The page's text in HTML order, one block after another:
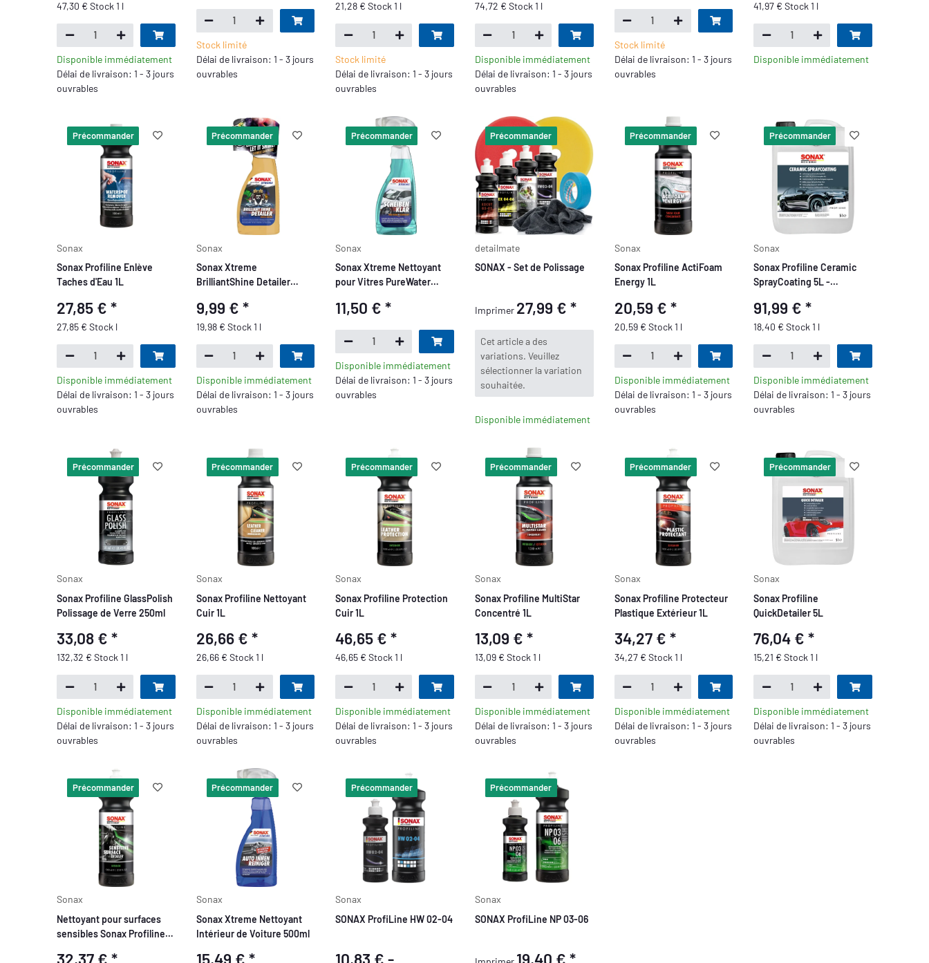
47,30 € Stock 1 l
Disponible immédiatement
Délai de livraison: 1 - 3 jours
ouvrables
Stock limité
Délai de livraison: 1 - 3 jours
ouvrables
21,28 € Stock 1 l
Stock limité
Délai de livraison: 1 - 3 jours
ouvrables
74,72 € Stock 1 l
Disponible immédiatement
Délai de livraison: 1 - 3 jours
ouvrables
Stock limité
Délai de livraison: 1 - 3 jours
ouvrables
41,97 € Stock 1 l
Disponible immédiatement
Précommander
Sonax
Sonax Profiline Enlève
Taches d'Eau 1L
27,85 €*
27,85 € Stock l
Disponible immédiatement
Délai de livraison: 1 - 3 jours
ouvrables
Précommander
Sonax
Sonax Xtreme
BrilliantShine Detailer
9,99 € *
19,98 € Stock 1 l
Disponible immédiatement
Délai de livraison: 1 - 3 jours
ouvrables
Précommander
Sonax
Sonax Xtreme Nettoyant
pour Vitres PureWater
11,50 €*
Disponible immédiatement
Délai de livraison: 1 - 3 jours
ouvrables
Précommander
detailmate
SONAX - Set de Polissage
Imprimer 27,99 € *
x
Cet article a des
variations. Veuillez
sélectionner la variation
souhaitée.
Disponible immédiatement
Précommander
Sonax
Sonax Profiline ActiFoam
Energy 1L
20,59 € *
20,59 € Stock 1 l
Disponible immédiatement
Délai de livraison: 1 - 3 jours
ouvrables
Précommander
Sonax
Sonax Profiline Ceramic
SprayCoating 5L -
91,99 €*
18,40 € Stock 1 l
Disponible immédiatement
Délai de livraison: 1 - 3 jours
ouvrables
Précommander
Sonax
Sonax Profiline GlassPolish
Polissage de Verre 250ml
33,08 €*
132,32 € Stock 1 l
Disponible immédiatement
Délai de livraison: 1 - 3 jours
ouvrables
Précommander
Sonax
Sonax Profiline Nettoyant
Cuir 1L
26,66 € *
26,66 € Stock 1 l
Disponible immédiatement
Délai de livraison: 1 - 3 jours
ouvrables
Précommander
Sonax
Sonax Profiline Protection
Cuir 1L
46,65 €*
46,65 € Stock 1 l
Disponible immédiatement
Délai de livraison: 1 - 3 jours
ouvrables
Précommander
Sonax
Sonax Profiline MultiStar
Concentré 1L
13,09 € *
13,09 € Stock 1 l
Disponible immédiatement
Délai de livraison: 1 - 3 jours
ouvrables
Précommander
Sonax
Sonax Profiline Protecteur
Plastique Extérieur 1L
34,27 € *
34,27 € Stock 1 l
Disponible immédiatement
Délai de livraison: 1 - 3 jours
ouvrables
Précommander
Sonax
Sonax Profiline
QuickDetailer 5L
76,04 €*
15,21 € Stock 1 l
Disponible immédiatement
Délai de livraison: 1 - 3 jours
ouvrables
Précommander
Sonax
Nettoyant pour surfaces
sensibles Sonax Profiline
32,37 €*
Précommander
Sonax
Sonax Xtreme Nettoyant
Intérieur de Voiture 500ml
15,49 € *
Précommander
Sonax
SONAX ProfiLine HW 02-04
10,83 € -
Précommander
Sonax
SONAX ProfiLine NP 03-06
19,40 € *